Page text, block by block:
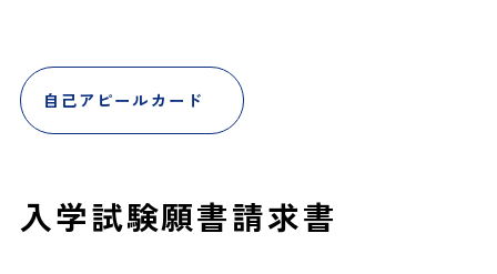
自己アピールカード
入学試験願書請求書